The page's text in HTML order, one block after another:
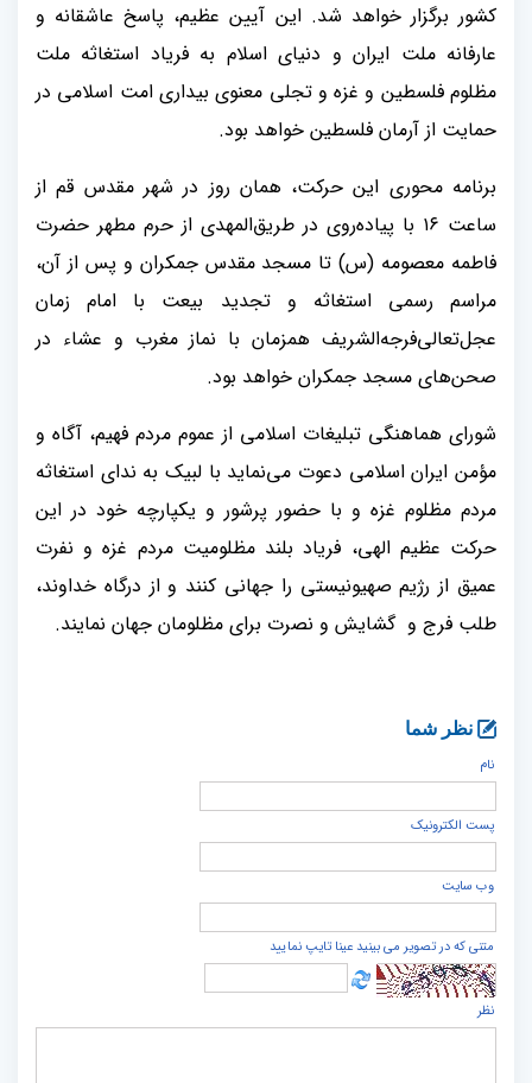
کشور برگزار خواهد شد. این آیین عظیم، پاسخ عاشقانه و
عارفانه ملت ایران و دنیای اسلام به فریاد استغاثه ملت
مظلوم فلسطین و غزه و تجلی معنوی بیداری امت اسلامی در
حمایت از آرمان فلسطین خواهد بود.
برنامه محوری این حرکت، همان روز در شهر مقدس قم از
ساعت ۱۶ با پیاده‌روی در طریق‌المهدی از حرم مطهر حضرت
فاطمه معصومه (س) تا مسجد مقدس جمکران و پس از آن،
مراسم رسمی استغاثه و تجدید بیعت با امام زمان
عجل‌تعالی‌فرجه‌الشریف همزمان با نماز مغرب و عشاء در
صحن‌های مسجد جمکران خواهد بود.
شورای هماهنگی تبلیغات اسلامی از عموم مردم فهیم، آگاه و
مؤمن ایران اسلامی دعوت می‌نماید با لبیک به ندای استغاثه
مردم مظلوم غزه و با حضور پرشور و یکپارچه خود در این
حرکت عظیم الهی، فریاد بلند مظلومیت مردم غزه و نفرت
عمیق از رژیم صهیونیستی را جهانی کنند و از درگاه خداوند،
طلب فرج و گشایش و نصرت برای مظلومان جهان نمایند.
نظر شما
نام
پست الكترونيک
وب سایت
متنی که در تصویر می بینید عینا تایپ نمایید
نظر